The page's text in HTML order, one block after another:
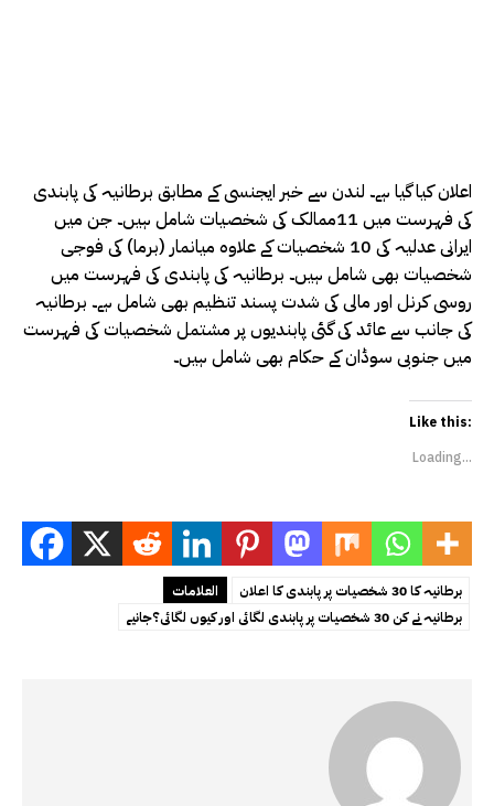
اعلان کیا گیا ہے۔ لندن سے خبر ایجنسی کے مطابق برطانیہ کی پابندی
کی فہرست میں 11ممالک کی شخصیات شامل ہیں۔ جن میں
ایرانی عدلیہ کی 10 شخصیات کے علاوہ میانمار (برما) کی فوجی
شخصیات بھی شامل ہیں۔ برطانیہ کی پابندی کی فہرست میں
روسی کرنل اور مالی کی شدت پسند تنظیم بھی شامل ہے۔ برطانیہ
کی جانب سے عائد کی گئی پابندیوں پر مشتمل شخصیات کی فہرست
میں جنوبی سوڈان کے حکام بھی شامل ہیں۔
Like this:
Loading...
العلامات
برطانیہ کا 30 شخصیات پر پابندی کا اعلان
برطانیہ نے کن 30 شخصیات پر پابندی لگائی اور کیوں لگائی؟جانیے